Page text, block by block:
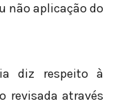
não aplicação do
diz respeito à
revisada através